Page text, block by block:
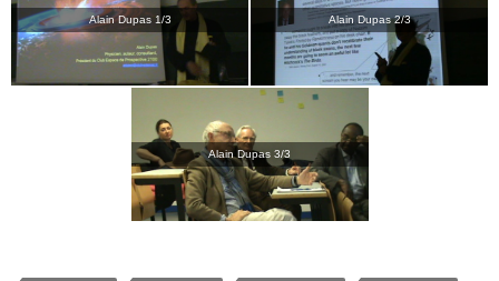
Alain Dupas 1/3 Alain Dupas 2/3
Alain Dupas 3/3